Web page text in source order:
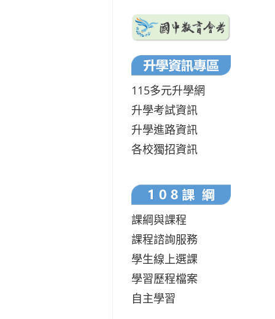
115多元升學網
升學考試資訊
升學進路資訊
各校獨招資訊
課綱與課程
課程諮詢服務
學生線上選課
學習歷程檔案
自主學習